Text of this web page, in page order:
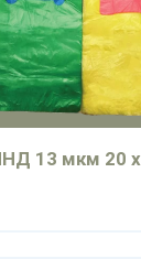
13 мкм 20